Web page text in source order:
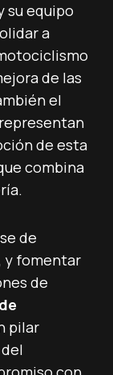
su equipo
a
de las
el
de esta
combina
de
y fomentar
de
pilar